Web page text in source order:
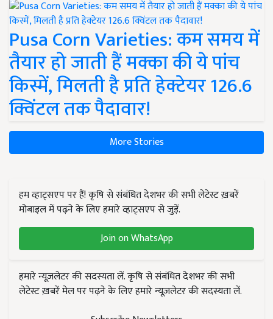
Pusa Corn Varieties: कम समय में
तैयार हो जाती हैं मक्का की ये पांच
किस्में, मिलती है प्रति हेक्टेयर 126.6
क्विंटल तक पैदावार!
More Stories
हम व्हाट्सएप पर हैं! कृषि से संबंधित देशभर की सभी लेटेस्ट ख़बरें
मोबाइल में पढ़ने के लिए हमारे व्हाट्सएप से जुड़ें.
Join on WhatsApp
हमारे न्यूज़लेटर की सदस्यता लें. कृषि से संबंधित देशभर की सभी
लेटेस्ट ख़बरें मेल पर पढ़ने के लिए हमारे न्यूज़लेटर की सदस्यता लें.